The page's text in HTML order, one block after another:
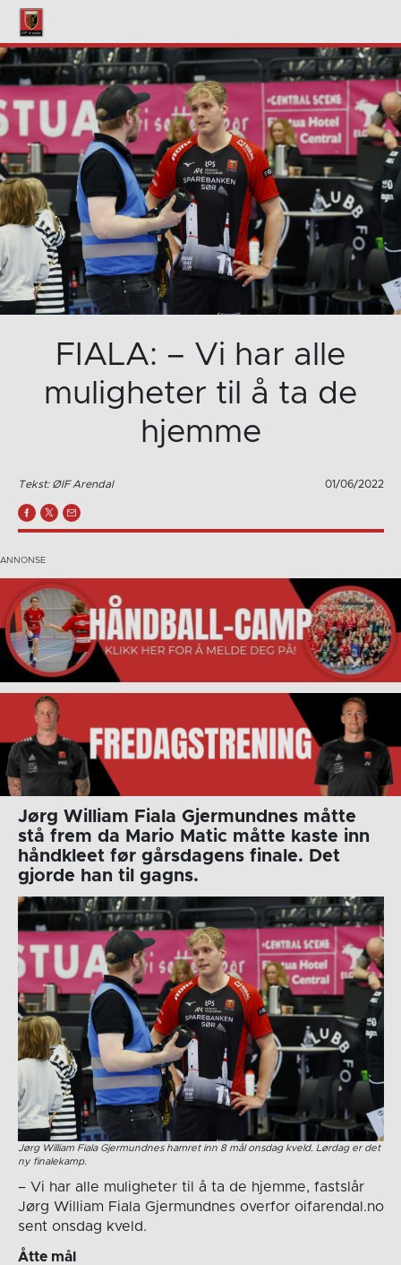
FIALA: – Vi har alle
muligheter til å ta de
hjemme
Tekst: ØIF Arendal 01/06/2022
Jørg William Fiala Gjermundnes måtte
stå frem da Mario Matic måtte kaste inn
håndkleet før gårsdagens finale. Det
gjorde han til gagns.
Jørg William Fiala Gjermundnes hamret inn 8 mål onsdag kveld. Lørdag er det
ny finalekamp.
– Vi har alle muligheter til å ta de hjemme, fastslår
Jørg William Fiala Gjermundnes overfor oifarendal.no
sent onsdag kveld.
Åtte mål